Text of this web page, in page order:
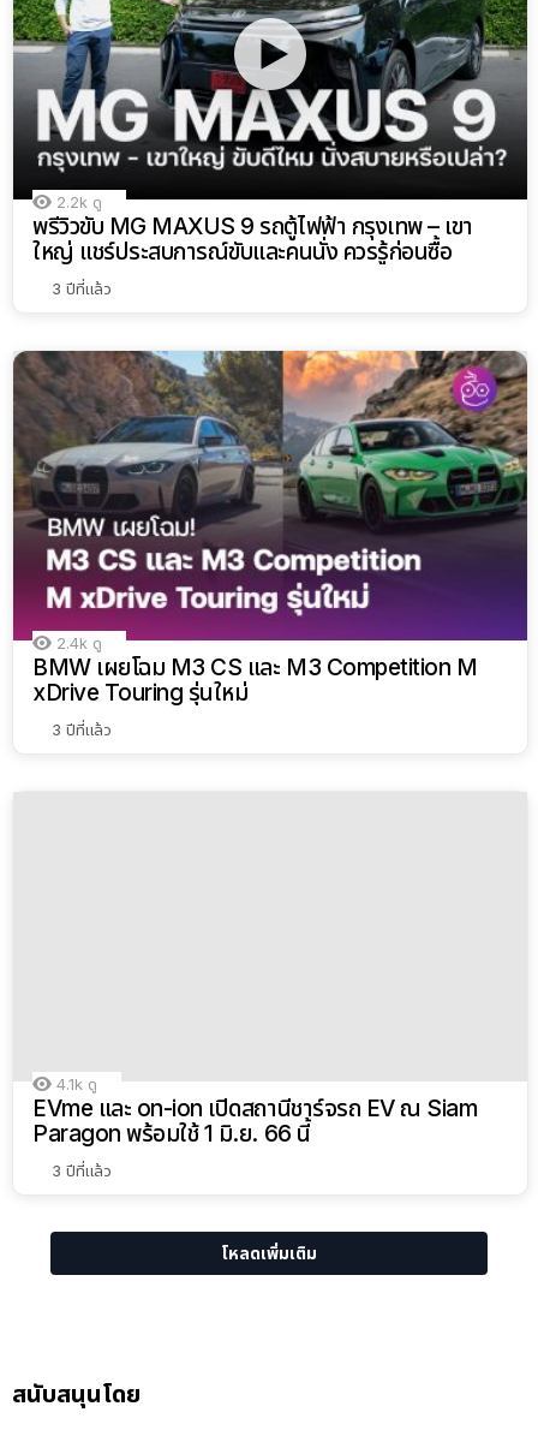
2.2k ดู
พรีวิวขับ MG MAXUS 9 รถตู้ไฟฟ้า กรุงเทพ – เขา
ใหญ่ แชร์ประสบการณ์ขับและคนนั่ง ควรรู้ก่อนซื้อ
3 ปีที่แล้ว
2.4k ดู
BMW เผยโฉม M3 CS และ M3 Competition M
xDrive Touring รุ่นใหม่
3 ปีที่แล้ว
4.1k ดู
EVme และ on-ion เปิดสถานีชาร์จรถ EV ณ Siam
Paragon พร้อมใช้ 1 มิ.ย. 66 นี้
3 ปีที่แล้ว
โหลดเพิ่มเติม
สนับสนุนโดย